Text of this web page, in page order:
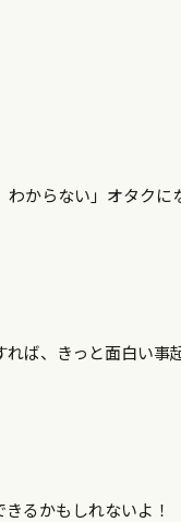
からない」オタクに
ば、きっと面白い事
るかもしれないよ！